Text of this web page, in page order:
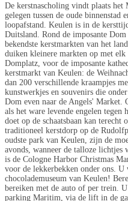
De kerstnascholing vindt plaats
gelegen tussen de oude binnenstad
loopafstand. Keulen is in de
Duitsland. Rond de imposante
bekendste kerstmarkten van het
duiken kleinere markten op met
Domplatz, voor de imposante
kerstmarkt van Keulen: de
dan 200 verschillende kraampjes
kunstwerkjes en souvenirs die
Dom even naar de Angels' Market.
als het ware levende engelen
doet op de schaatsbaan kan
traditioneel kerstdorp op de
oudste park van Keulen, zijn de
avonds, wanneer de talloze lichtjes
is de Cologne Harbor Christmas
voor de lekkerbekken onder ons.
chocolademuseum van Keulen!
bereiken met de auto of per trein.
parking Maritim, via de lift in de